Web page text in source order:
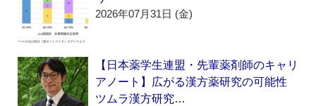
2026年07月31日 (金)
【日本薬学生連盟・先輩薬剤師のキャリ
アノート】広がる漢方薬研究の可能性
ツムラ漢方研究…